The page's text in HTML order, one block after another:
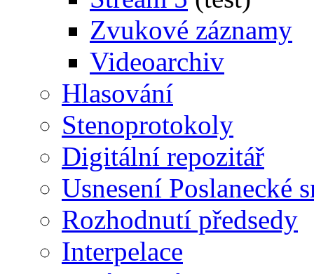
Zvukové záznamy
Videoarchiv
Hlasování
Stenoprotokoly
Digitální repozitář
Usnesení Poslanecké
Rozhodnutí předsedy
Interpelace